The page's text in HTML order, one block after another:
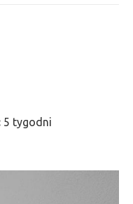
5 tygodni